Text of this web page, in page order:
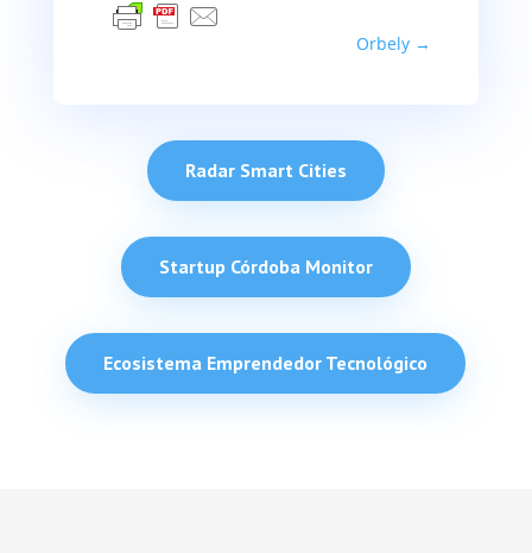
Orbely →
Radar Smart Cities
Startup Córdoba Monitor
Ecosistema Emprendedor Tecnológico